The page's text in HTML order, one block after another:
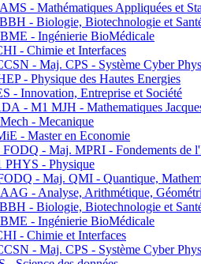
- Mathématiques Appliquées et
- Biologie, Biotechnologie et
- Ingénierie BioMédicale
- Chimie et Interfaces
- Maj. CPS - Système Cyber
- Physique des Hautes Energies
- Innovation, Entreprise et Société
- M1 MJH - Mathematiques
- Mecanique
- Master en Economie
- Maj. MPRI - Fondements de
- Physique
- Maj. QMI - Quantique,
- Analyse, Arithmétique,
- Biologie, Biotechnologie et
- Ingénierie BioMédicale
- Chimie et Interfaces
- Maj. CPS - Système Cyber